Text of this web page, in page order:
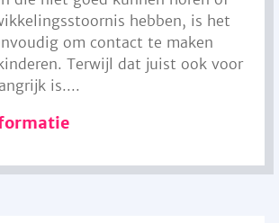
hebben, is het
om contact te maken
Terwijl dat juist ook voor
is....